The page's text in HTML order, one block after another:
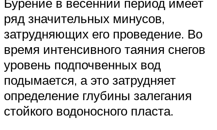
ряд значительных минусов,
затрудняющих его проведение. Во
время интенсивного таяния снегов
уровень подпочвенных вод
подымается, а это затрудняет
определение глубины залегания
стойкого водоносного пласта.